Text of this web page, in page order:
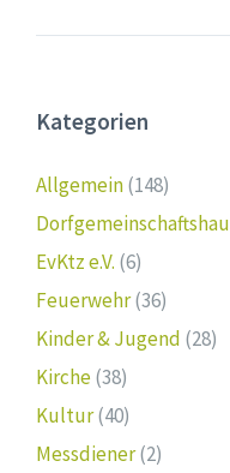
Kategorien
Allgemein(148)
EvKtz e.V. (6)
Feuerwehr(36)
Kinder & Jugend (28)
Kirche(38)
Kultur(40)
Messdiener(2)